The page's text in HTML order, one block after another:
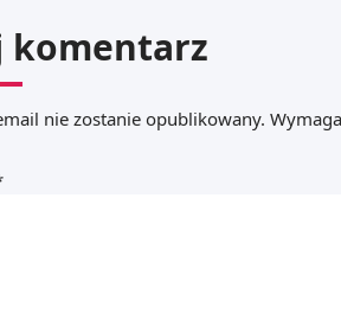
komentarz
nie zostanie opublikowany.